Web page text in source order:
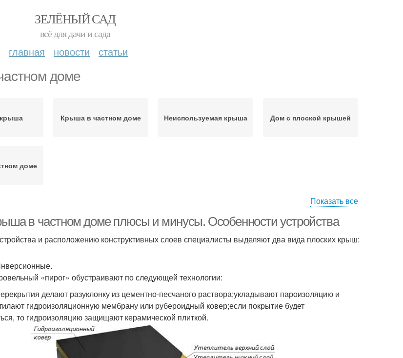
ЗЕЛЁНЫЙ САД
всё для дачи и сада
главная новости статьи
доме
Крыша в частном доме Неиспользуемая крыша Дом с плоской крышей
доме
Показать все
в частном доме плюсы и минусы. Особенности устройства
и расположению конструктивных слоев специалисты выделяют два вида плоских крыш:
«пирог» обустраивают по следующей технологии:
делают разуклонку из цементно-песчаного раствора;укладывают пароизоляцию и
гидроизоляционную мембрану или рубероидный ковер;если покрытие будет
то гидроизоляцию защищают керамической плиткой.